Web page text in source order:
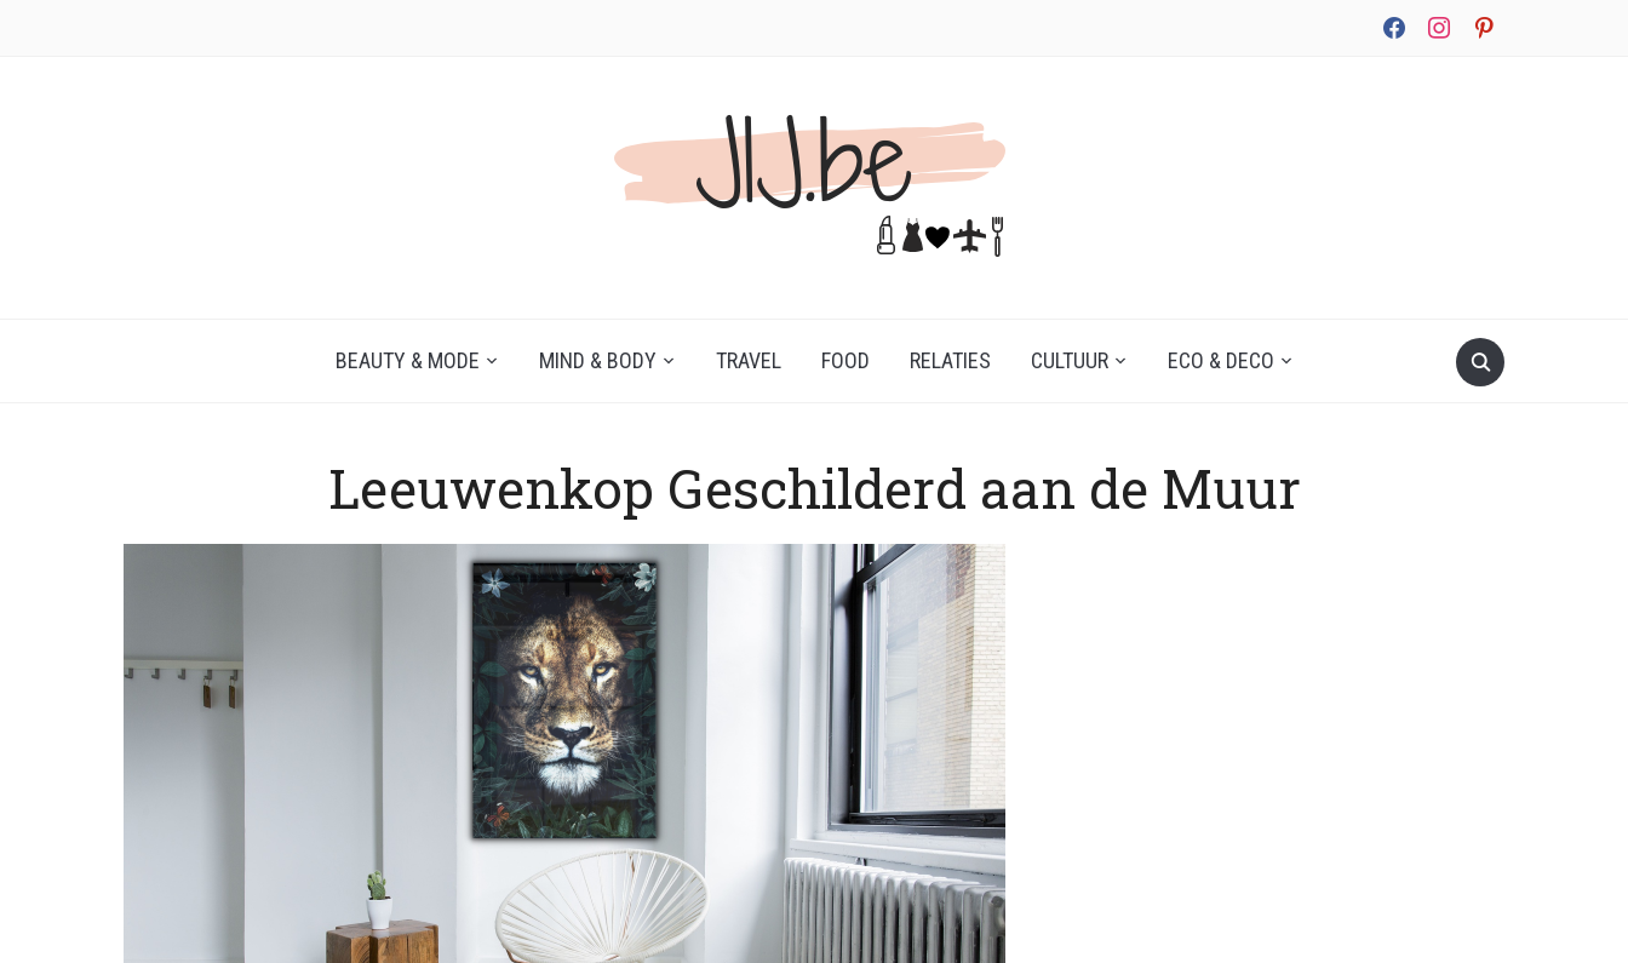
facebookinstagrampinterest
BEAUTY & MODE MIND & BODY TRAVEL FOOD RELATIES CULTUUR ECO & DECO
Leeuwenkop Geschilderd aan de Muur